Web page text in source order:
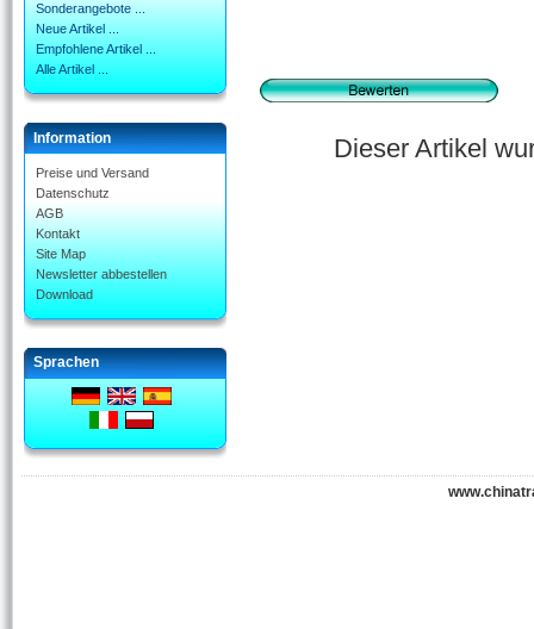
Sonderangebote ...
Neue Artikel ...
Empfohlene Artikel ...
Alle Artikel ...
Information
Preise und Versand
Datenschutz
AGB
Kontakt
Site Map
Newsletter abbestellen
Download
Sprachen
Dieser Artikel